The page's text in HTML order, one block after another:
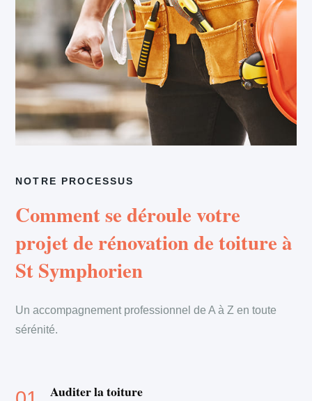
NOTRE PROCESSUS
Comment se déroule votre
projet de rénovation de toiture à
St Symphorien
Un accompagnement professionnel de A à Z en toute
sérénité.
Auditer la toiture